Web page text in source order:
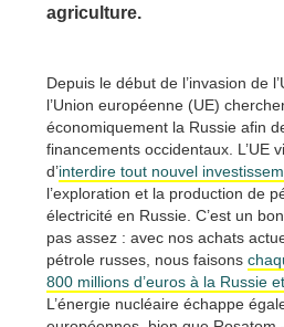
agriculture.
Depuis le début de l’invasion de
l’Union européenne (UE)
économiquement la Russie afin
financements occidentaux. L’UE
d’interdire tout nouvel
l’exploration et la production de
électricité en Russie. C’est un
pas assez : avec nos achats
pétrole russes, nous faisons
800 millions d’euros à la Russie
L’énergie nucléaire échappe